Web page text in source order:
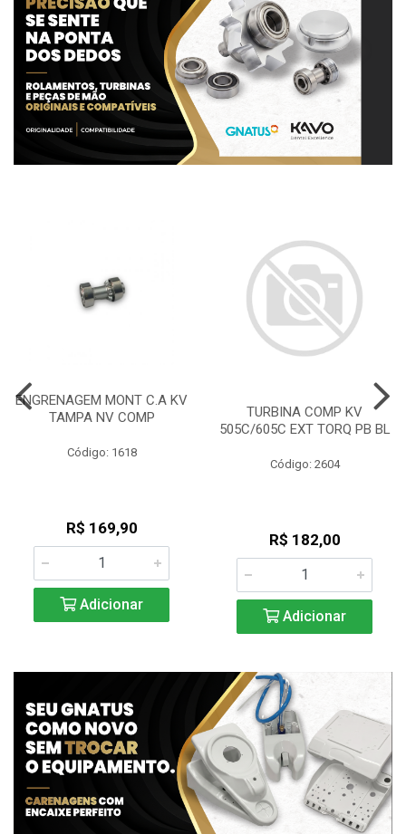
ENGRENAGEM MONT C.A KV
TAMPA NV COMP
Código: 1618
R$ 169,90
Adicionar
TURBINA COMP KV
505C/605C EXT TORQ PB BL
Código: 2604
R$ 182,00
Adicionar